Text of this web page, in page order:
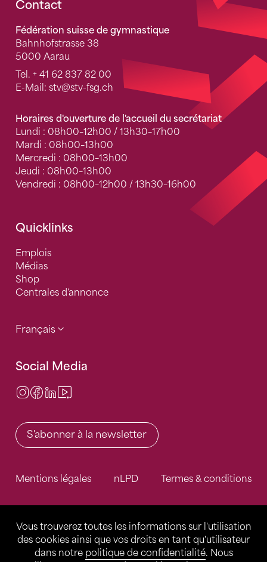
Vous trouverez toutes les informations sur l'utilisation
des cookies ainsi que vos droits en tant qu'utilisateur
dans notre politique de confidentialité. Nous
Fusszeile
Contact
Fédération suisse de gymnastique
Bahnhofstrasse 38
5000 Aarau
Tel. + 41 62 837 82 00
E-Mail: stv@stv-fsg.ch
Horaires d'ouverture de l'accueil du secrétariat
Lundi : 08h00–12h00 / 13h30–17h00
Mardi : 08h00–13h00
Mercredi : 08h00–13h00
Jeudi : 08h00–13h00
Vendredi : 08h00–12h00 / 13h30–16h00
Quicklinks
Emplois
Médias
Shop
Centrales d'annonce
Français
Social Media
Instagram
Facebook
LinkedIn
S'abonner à la newsletter
Mentions légales nLPD Termes & conditions